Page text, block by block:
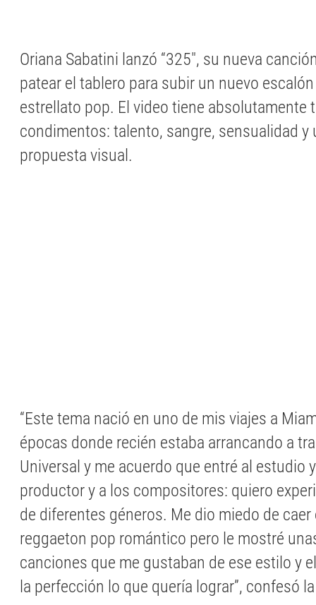
Oriana Sabatini lanzó “325″, su nueva
patear el tablero para subir un nuevo
estrellato pop. El video tiene absolutamente
condimentos: talento, sangre, sensualidad y
propuesta visual.
“Este tema nació en uno de mis viajes a
épocas donde recién estaba arrancando a
Universal y me acuerdo que entré al estudio
productor y a los compositores: quiero
de diferentes géneros. Me dio miedo de
reggaeton pop romántico pero le mostré
canciones que me gustaban de ese estilo y
la perfección lo que quería lograr”, confesó